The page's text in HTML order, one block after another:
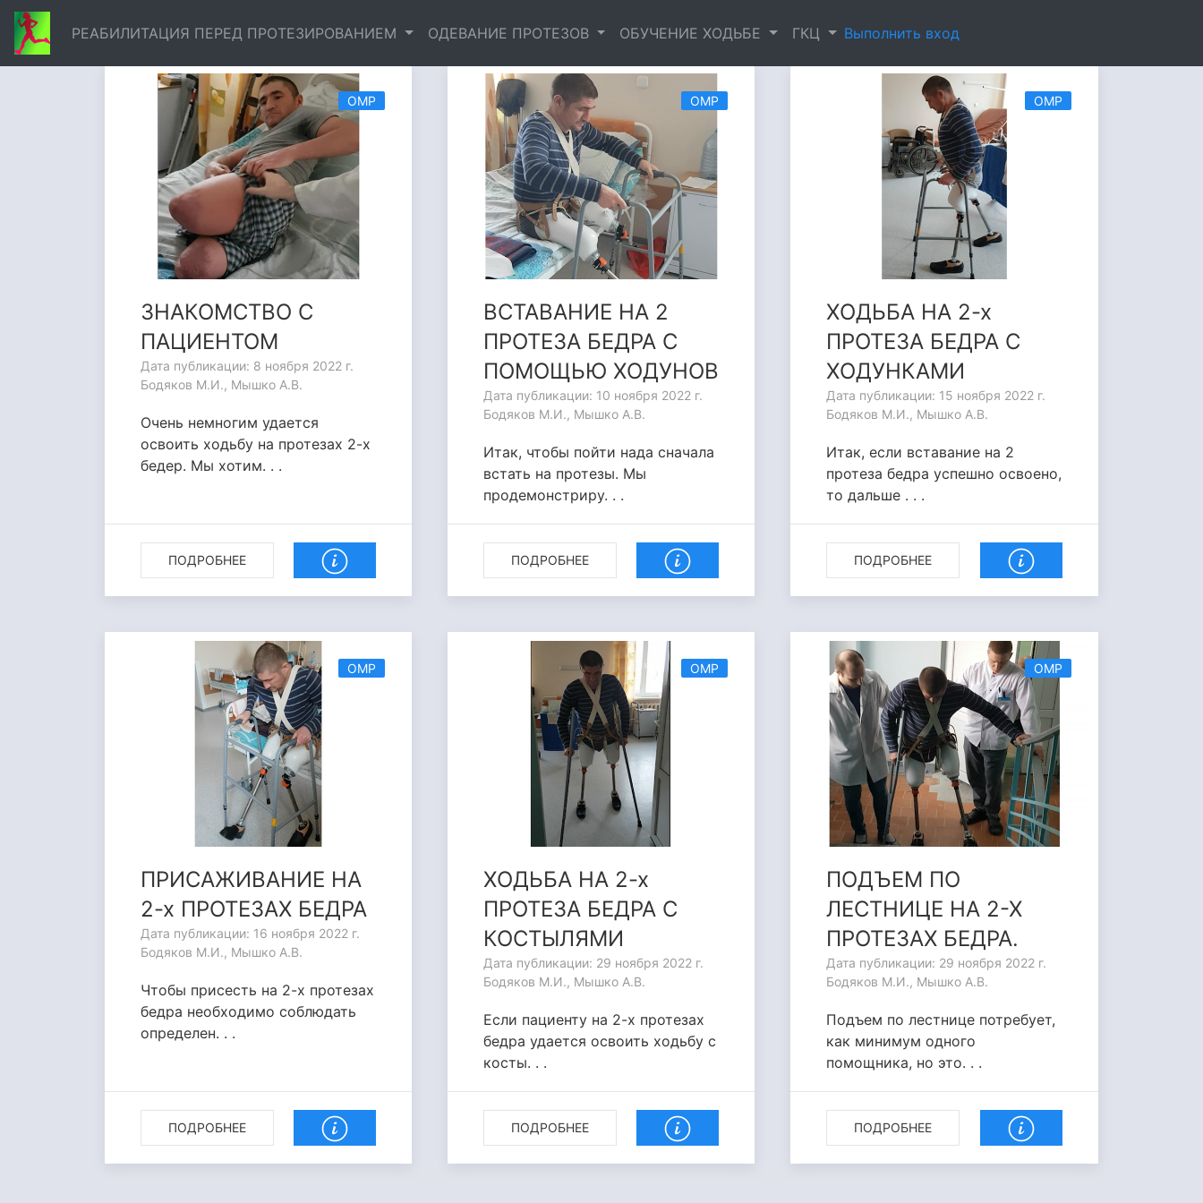
РЕАБИЛИТАЦИЯ ПЕРЕД ПРОТЕЗИРОВАНИЕМ ОДЕВАНИЕ ПРОТЕЗОВ ОБУЧЕНИЕ ХОДЬБЕ ГКЦ
Выполнить вход
ОМР
ЗНАКОМСТВО С
ПАЦИЕНТОМ
Дата публикации: 8 ноября 2022 г.
Бодяков М.И., Мышко А.В.
Очень немногим удается
освоить ходьбу на протезах 2-х
бедер. Мы хотим. . .
ПОДРОБНЕЕ
ОМР
ВСТАВАНИЕ НА 2
ПРОТЕЗА БЕДРА С
ПОМОЩЬЮ ХОДУНОВ
Дата публикации: 10 ноября 2022 г.
Бодяков М.И., Мышко А.В.
Итак, чтобы пойти нада сначала
встать на протезы. Мы
продемонстриру. . .
ПОДРОБНЕЕ
ОМР
ХОДЬБА НА 2-х
ПРОТЕЗА БЕДРА С
ХОДУНКАМИ
Дата публикации: 15 ноября 2022 г.
Бодяков М.И., Мышко А.В.
Итак, если вставание на 2
протеза бедра успешно освоено,
то дальше . . .
ПОДРОБНЕЕ
ОМР
ПРИСАЖИВАНИЕ НА
2-х ПРОТЕЗАХ БЕДРА
Дата публикации: 16 ноября 2022 г.
Бодяков М.И., Мышко А.В.
Чтобы присесть на 2-х протезах
бедра необходимо соблюдать
определен. . .
ПОДРОБНЕЕ
ОМР
ХОДЬБА НА 2-х
ПРОТЕЗА БЕДРА С
КОСТЫЛЯМИ
Дата публикации: 29 ноября 2022 г.
Бодяков М.И., Мышко А.В.
Если пациенту на 2-х протезах
бедра удается освоить ходьбу с
косты. . .
ПОДРОБНЕЕ
ОМР
ПОДЪЕМ ПО
ЛЕСТНИЦЕ НА 2-Х
ПРОТЕЗАХ БЕДРА.
Дата публикации: 29 ноября 2022 г.
Бодяков М.И., Мышко А.В.
Подъем по лестнице потребует,
как минимум одного
помощника, но это. . .
ПОДРОБНЕЕ